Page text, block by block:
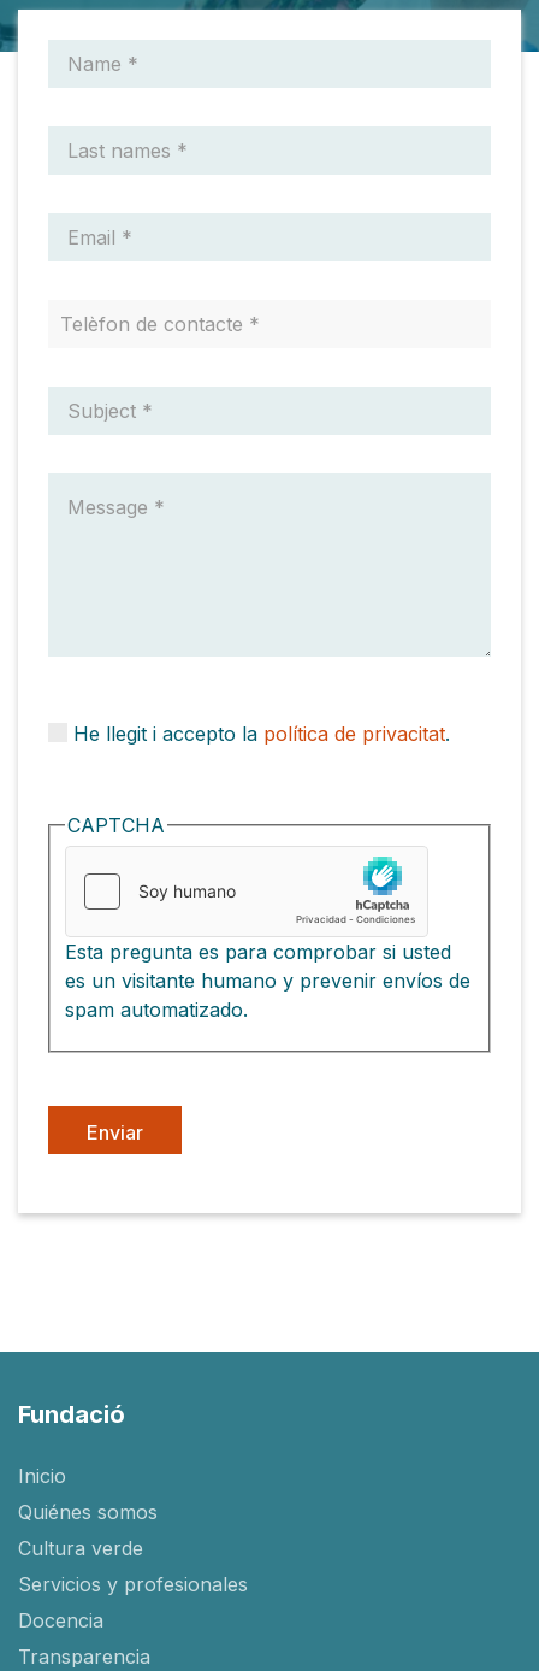
He llegit i accepto la política de privacitat.
CAPTCHA
Esta pregunta es para comprobar si usted
es un visitante humano y prevenir envíos de
spam automatizado.
Fundació
Inicio
Quiénes somos
Cultura verde
Servicios y profesionales
Docencia
Transparencia